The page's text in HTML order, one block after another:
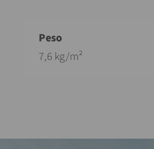
7,6 kg/m²